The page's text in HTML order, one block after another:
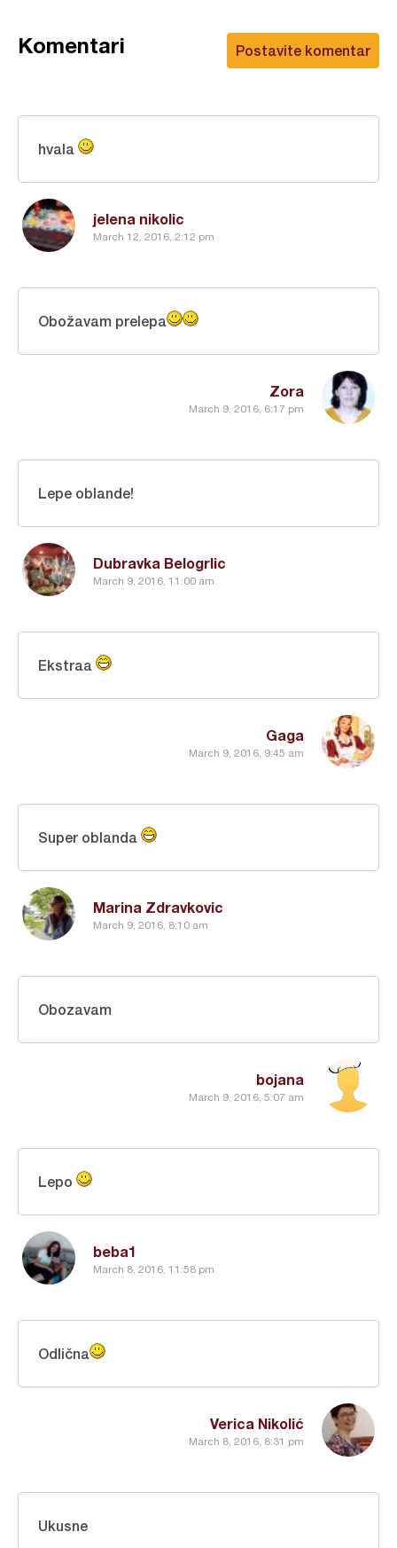
Postavite komentar
Komentari
jelena nikolic
March 12, 2016, 2:12 pm
hvala
Zora
March 9, 2016, 6:17 pm
Obožavam prelepa
Dubravka Belogrlic
March 9, 2016, 11:00 am
Lepe oblande!
Gaga
March 9, 2016, 9:45 am
Ekstraa
Marina Zdravkovic
March 9, 2016, 8:10 am
Super oblanda
bojana
March 9, 2016, 5:07 am
Obozavam
beba1
March 8, 2016, 11:58 pm
Lepo
Verica Nikolić
March 8, 2016, 8:31 pm
Odlična
Ukusne